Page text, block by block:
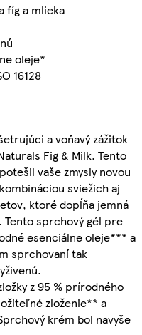
fíg a mlieka
oleje*
16128
a voňavý zážitok
Fig & Milk. Tento
vaše zmysly novou
sviežich aj
ktoré dopĺňa jemná
Tento sprchový gél pre
esenciálne oleje*** a
sprchovaní tak
z 95 % prírodného
zloženie** a
krém bol navyše